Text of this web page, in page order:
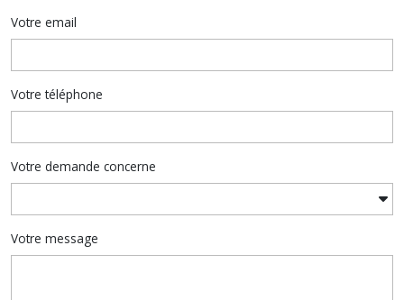
Votre email
Votre téléphone
Votre demande concerne
Votre message